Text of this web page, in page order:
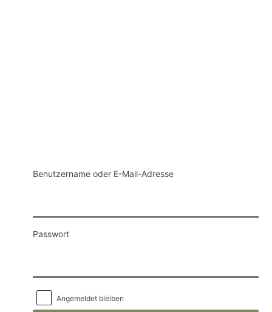
Benutzername oder E-Mail-Adresse
Passwort
Angemeldet bleiben